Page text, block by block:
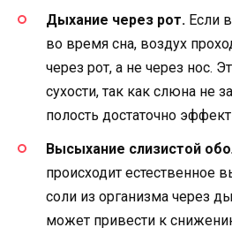
Дыхание через рот. Если
во время сна, воздух
через рот, а не через нос.
сухости, так как слюна не
полость достаточно
Высыхание слизистой
происходит естественное
соли из организма через
может привести к